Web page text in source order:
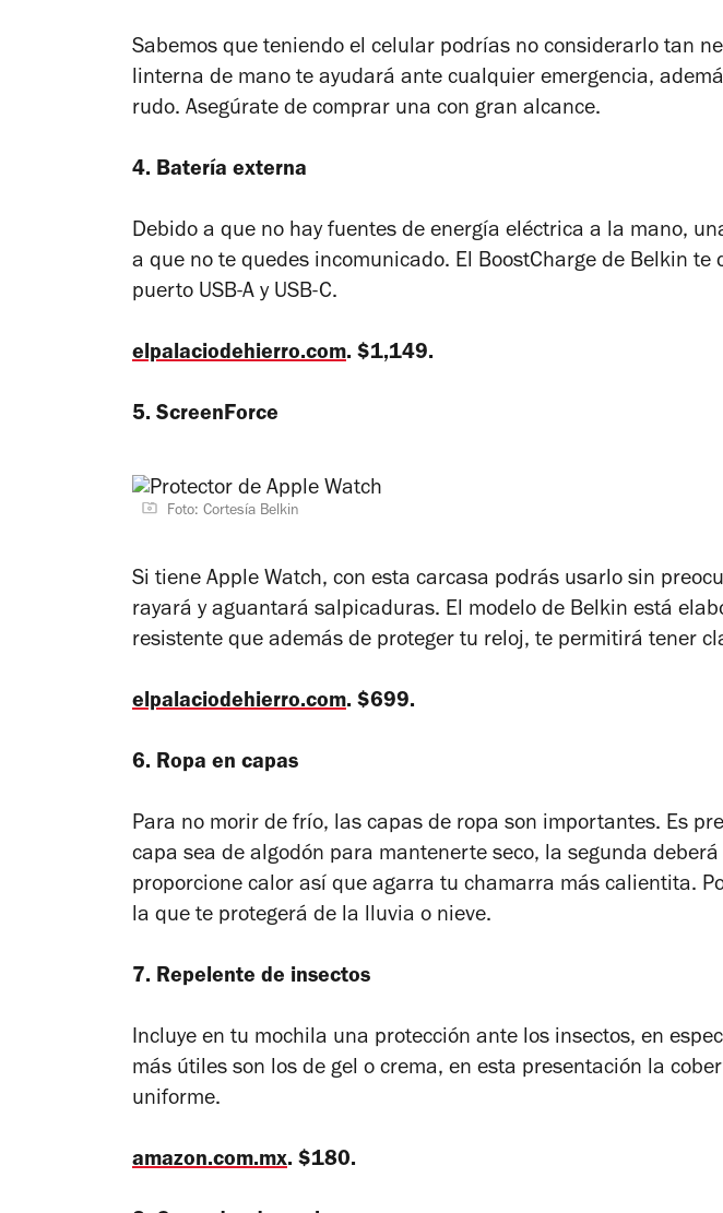
Sabemos que teniendo el celular podrías no considerarlo tan
linterna de mano te ayudará ante cualquier emergencia,
rudo. Asegúrate de comprar una con gran alcance.
4. Batería externa
Debido a que no hay fuentes de energía eléctrica a la mano,
a que no te quedes incomunicado. El BoostCharge de Belkin te
puerto USB-A y USB-C.
elpalaciodehierro.com. $1,149.
5. ScreenForce
Foto: Cortesía Belkin
Si tiene Apple Watch, con esta carcasa podrás usarlo sin
rayará y aguantará salpicaduras. El modelo de Belkin está
resistente que además de proteger tu reloj, te permitirá tener
elpalaciodehierro.com. $699.
6. Ropa en capas
Para no morir de frío, las capas de ropa son importantes. Es
capa sea de algodón para mantenerte seco, la segunda
proporcione calor así que agarra tu chamarra más calientita.
la que te protegerá de la lluvia o nieve.
7. Repelente de insectos
Incluye en tu mochila una protección ante los insectos, en
más útiles son los de gel o crema, en esta presentación la
uniforme.
amazon.com.mx. $180.